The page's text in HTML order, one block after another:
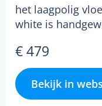
het laagpolig
white is
€ 479
Bekijk in